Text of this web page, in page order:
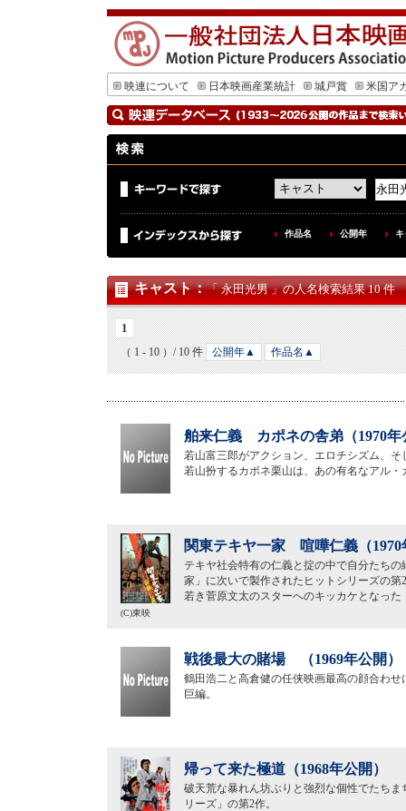
映連について 日本映画産業統計 城戸賞 米国ア
作品名 公開年
キャスト：「 永田光男 」の人名検索結果 10 件
1
（ 1 - 10 ）/ 10 件 公開年▲ 作品名▲
舶来仁義 カポネの舎弟（1970年
若山富三郎がアクション、エロチシズム、
若山扮するカポネ栗山は、あの有名なアル
関東テキヤ一家 喧嘩仁義（1970
テキヤ社会特有の仁義と掟の中で自分たち
家」に次いで製作されたヒットシリーズの第
若き菅原文太のスターへのキッカケとなった
(C)東映
戦後最大の賭場 （1969年公開）
鶴田浩二と高倉健の任侠映画最高の顔合わ
巨編。
帰って来た極道（1968年公開）
破天荒な暴れん坊ぶりと強烈な個性でたち
リーズ」の第2作。